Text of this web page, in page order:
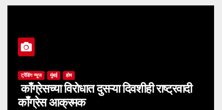
ट्रेंडिंग न्यूज मुंबई होम
काँग्रेसच्या विरोधात दुसऱ्या दिवशीही राष्ट्रवादी
काँग्रेस आक्रमक